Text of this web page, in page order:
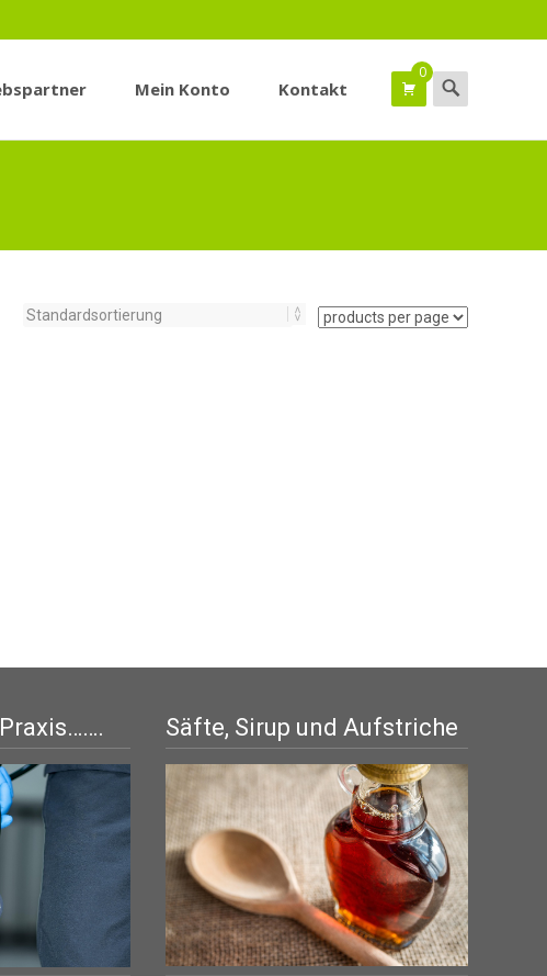
Mein Konto Kontakt
0 Suchen
nach:
Säfte, Sirup und Aufstriche